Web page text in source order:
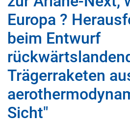
Europa ?
beim Entwurf
Trägerraketen
Sicht"